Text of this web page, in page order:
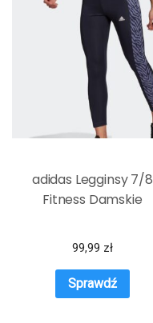
adidas Legginsy 7/8
Fitness Damskie
99,99 zł
Sprawdź